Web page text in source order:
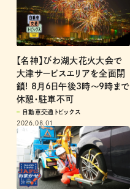
【名神】びわ湖大花火大会で
大津サービスエリアを全面閉
鎖! 8月6日午後3時～9時まで
休憩・駐車不可
自動車交通トピックス
2026.08.01